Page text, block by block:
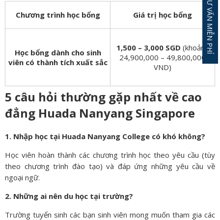
Chương trình học bổng Giá trị học bổng
Học bổng dành cho sinh
viên có thành tích xuất sắc
1,500 – 3,000 SGD (khoảng
24,900,000 – 49,800,000
VND)
5 câu hỏi thường gặp nhất về cao
đẳng Huada Nanyang Singapore
1. Nhập học tại Huada Nanyang College có khó không?
Học viên hoàn thành các chương trình học theo yêu cầu (tùy
theo chương trình đào tạo) và đáp ứng những yêu cầu về
ngoại ngữ.
2. Những ai nên du học tại trường?
Trường tuyển sinh các bạn sinh viên mong muốn tham gia các